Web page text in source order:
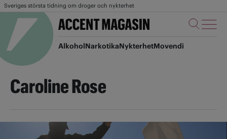
Sveriges största tidning om droger och nykterhet
AlkoholNarkotikaNykterhetMovendi
Caroline Rose